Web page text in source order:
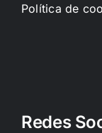
Política de
Redes